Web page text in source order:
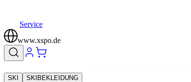
Service
www.xspo.de
SKI SKIBEKLEIDUNG